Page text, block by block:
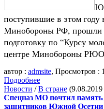
поступившие в этом
Минобороны РФ, прошли
подготовку по “Курсу
центре Минобороны
автор : admsite, Просмотров :
Подробнее
Новости /В стране
Спецназ МО почтил память
защитников Южной Осетии